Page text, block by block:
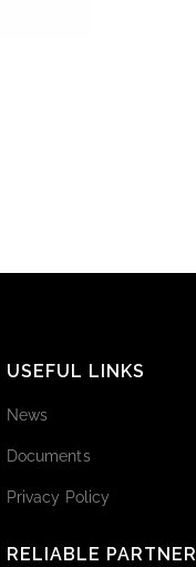
USEFUL LINKS
News
Documents
Privacy Policy
RELIABLE PARTNER